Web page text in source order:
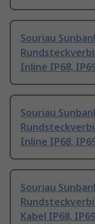
Souriau
Inline IP68,
Souriau
Inline IP68,
Souriau
Kabel IP68,